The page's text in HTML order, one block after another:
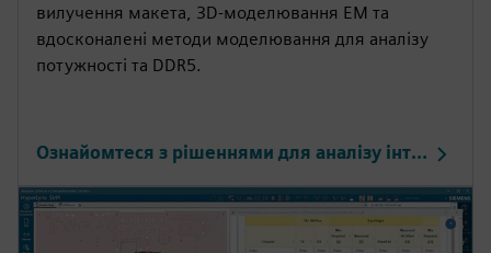
вилучення макета, 3D-моделювання ЕМ та
вдосконалені методи моделювання для аналізу
потужності та DDR5.
Ознайомтеся з рішеннями для аналізу інтерфейсів DDR